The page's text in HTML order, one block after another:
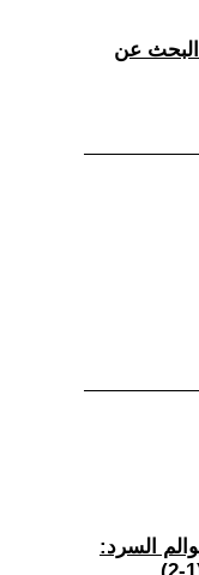
البحث عن
السرد: